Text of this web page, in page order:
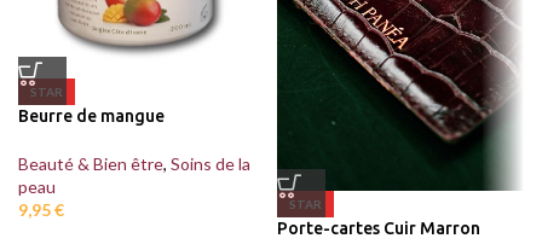
STAR
Beurre de mangue
Beauté & Bien être, Soins de la
peau
9,95€ STAR
Porte-cartes Cuir Marron